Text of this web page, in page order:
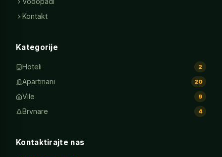
Kontakt
Kategorije
Hoteli 2
Apartmani 20
Vile 9
Brvnare 4
Kontaktirajte nas